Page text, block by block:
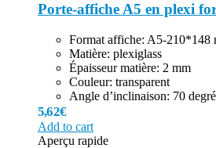
Porte-affiche A5 en plexi
Format affiche: A5-210*148
Matière: plexiglass
Épaisseur matière: 2 mm
Couleur: transparent
Angle d’inclinaison: 70
5,62€
Add to cart
Aperçu rapide